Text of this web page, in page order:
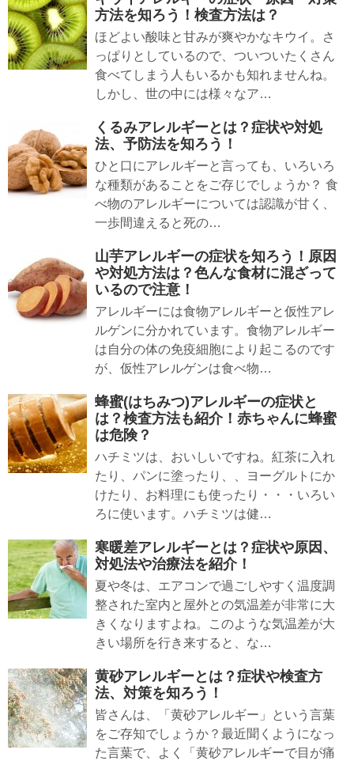
方法を知ろう！検査方法は？
ほどよい酸味と甘みが爽やかなキウイ。さ
っぱりとしているので、ついついたくさん
食べてしまう人もいるかも知れませんね。
しかし、世の中には様々なア…
くるみアレルギーとは？症状や対処
法、予防法を知ろう！
ひと口にアレルギーと言っても、いろいろ
な種類があることをご存じでしょうか？ 食
べ物のアレルギーについては認識が甘く、
一歩間違えると死の…
山芋アレルギーの症状を知ろう！原因
や対処方法は？色んな食材に混ざって
いるので注意！
アレルギーには食物アレルギーと仮性アレ
ルゲンに分かれています。食物アレルギー
は自分の体の免疫細胞により起こるのです
が、仮性アレルゲンは食べ物…
蜂蜜(はちみつ)アレルギーの症状と
は？検査方法も紹介！赤ちゃんに蜂蜜
は危険？
ハチミツは、おいしいですね。紅茶に入れ
たり、パンに塗ったり、、ヨーグルトにか
けたり、お料理にも使ったり・・・いろい
ろに使います。ハチミツは健…
寒暖差アレルギーとは？症状や原因、
対処法や治療法を紹介！
夏や冬は、エアコンで過ごしやすく温度調
整された室内と屋外との気温差が非常に大
きくなりますよね。このような気温差が大
きい場所を行き来すると、な…
黄砂アレルギーとは？症状や検査方
法、対策を知ろう！
皆さんは、「黄砂アレルギー」という言葉
をご存知でしょうか？最近聞くようになっ
た言葉で、よく「黄砂アレルギーで目が痛